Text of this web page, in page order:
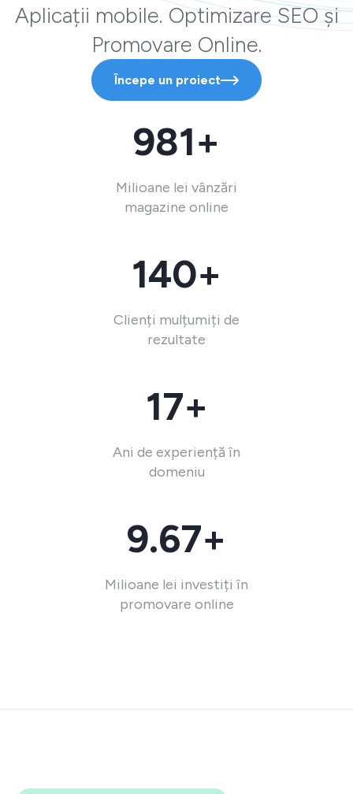
Aplicații mobile. Optimizare SEO și
Promovare Online.
Începe un proiect
981+
Milioane lei vânzări
magazine online
140+
Clienți mulțumiți de
rezultate
17+
Ani de experiență în
domeniu
9.67+
Milioane lei investiți în
promovare online